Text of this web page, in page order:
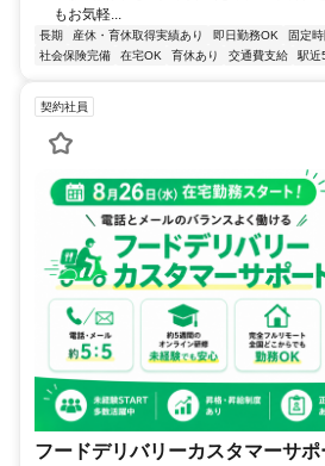
もお気軽...
長期 産休・育休取得実績あり 即日勤務OK 固定
社会保険完備
在宅OK 育休あり 交通費支給 駅近
契約社員
フードデリバリーカスタマーサ